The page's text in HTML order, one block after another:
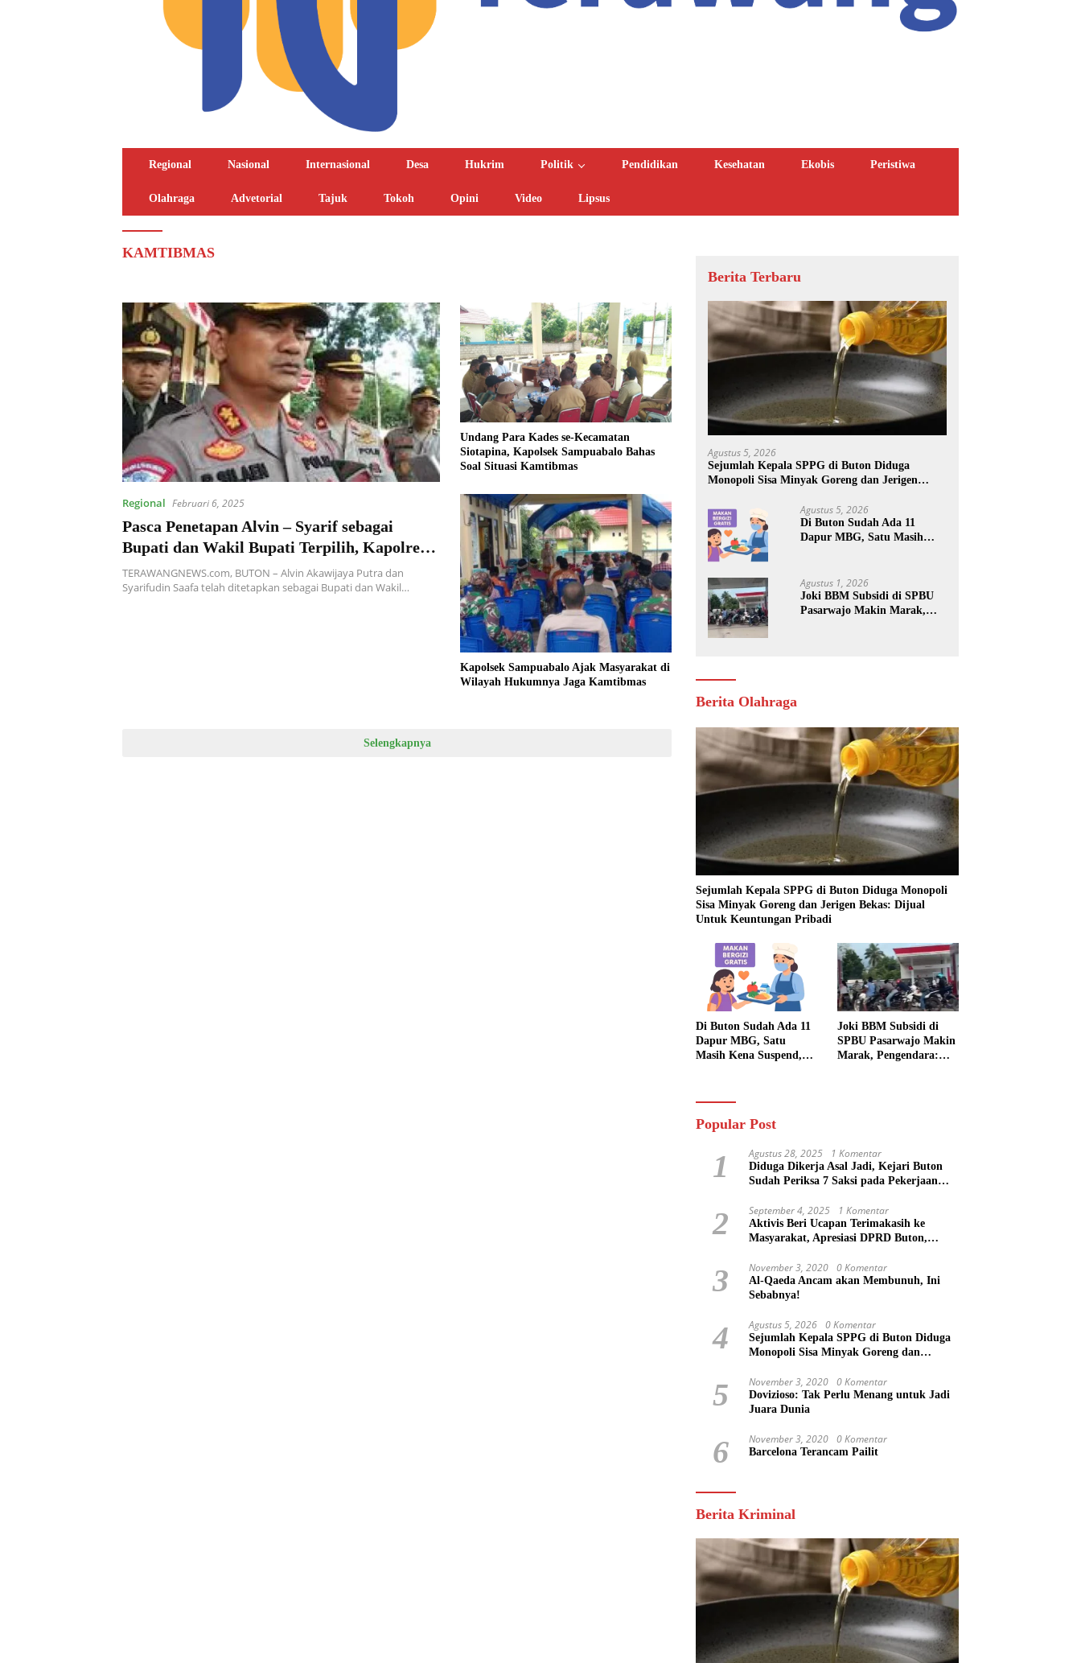
Regional Nasional Internasional Desa Hukrim Politik Pendidikan Kesehatan Ekobis Peristiwa
Olahraga Advetorial Tajuk Tokoh Opini Video Lipsus
KAMTIBMAS
Regional Februari 6, 2025
Pasca Penetapan Alvin – Syarif sebagai
Bupati dan Wakil Bupati Terpilih, Kapolres
Buton Imbau Masyarakat Tetap Jaga
Kamtibmas
TERAWANGNEWS.com, BUTON – Alvin Akawijaya Putra dan
Syarifudin Saafa telah ditetapkan sebagai Bupati dan Wakil…
Undang Para Kades se-Kecamatan
Siotapina, Kapolsek Sampuabalo Bahas
Soal Situasi Kamtibmas
Kapolsek Sampuabalo Ajak Masyarakat di
Wilayah Hukumnya Jaga Kamtibmas
Selengkapnya
Berita Terbaru
Agustus 5, 2026
Sejumlah Kepala SPPG di Buton Diduga
Monopoli Sisa Minyak Goreng dan Jerigen
Agustus 5, 2026
Di Buton Sudah Ada 11
Dapur MBG, Satu Masih
Agustus 1, 2026
Joki BBM Subsidi di SPBU
Pasarwajo Makin Marak,
Berita Olahraga
Sejumlah Kepala SPPG di Buton Diduga Monopoli
Sisa Minyak Goreng dan Jerigen Bekas: Dijual
Untuk Keuntungan Pribadi
Di Buton Sudah Ada 11
Dapur MBG, Satu
Masih Kena Suspend,
Joki BBM Subsidi di
SPBU Pasarwajo Makin
Marak, Pengendara:
Popular Post
1 Agustus 28, 2025 1 Komentar
Diduga Dikerja Asal Jadi, Kejari Buton
Sudah Periksa 7 Saksi pada Pekerjaan
Capai Rp 100 Juta Lebih
2 September 4, 2025 1 Komentar
Aktivis Beri Ucapan Terimakasih ke
Masyarakat, Apresiasi DPRD Buton,
3 November 3, 2020 0 Komentar
Al-Qaeda Ancam akan Membunuh, Ini
Sebabnya!
4 Agustus 5, 2026 0 Komentar
Sejumlah Kepala SPPG di Buton Diduga
Monopoli Sisa Minyak Goreng dan
Pribadi
5 November 3, 2020 0 Komentar
Dovizioso: Tak Perlu Menang untuk Jadi
Juara Dunia
6 November 3, 2020 0 Komentar
Barcelona Terancam Pailit
Berita Kriminal